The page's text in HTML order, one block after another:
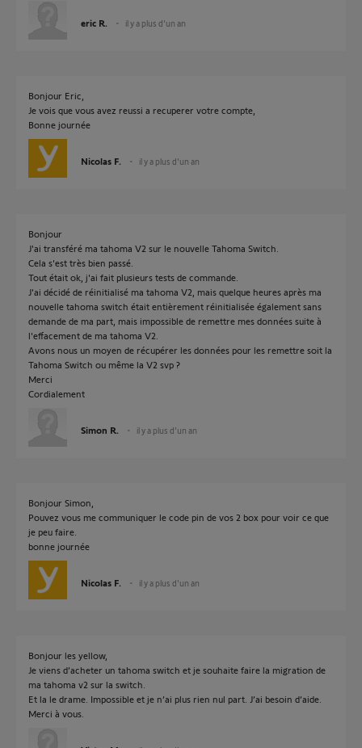
eric R. il y a plus d'un an
Bonjour Eric,
Je vois que vous avez reussi a recuperer votre compte,
Bonne journée
Nicolas F. il y a plus d'un an
Bonjour
J'ai transféré ma tahoma V2 sur le nouvelle Tahoma Switch.
Cela s'est très bien passé.
Tout était ok, j'ai fait plusieurs tests de commande.
J'ai décidé de réinitialisé ma tahoma V2, mais quelque heures après ma
nouvelle tahoma switch était entièrement réinitialisée également sans
demande de ma part, mais impossible de remettre mes données suite à
l'effacement de ma tahoma V2.
Avons nous un moyen de récupérer les données pour les remettre soit la
Tahoma Switch ou même la V2 svp ?
Merci
Cordialement
Simon R. il y a plus d'un an
Bonjour Simon,
Pouvez vous me communiquer le code pin de vos 2 box pour voir ce que
je peu faire.
bonne journée
Nicolas F. il y a plus d'un an
Bonjour les yellow,
Je viens d’acheter un tahoma switch et je souhaite faire la migration de
ma tahoma v2 sur la switch.
Et la le drame. Impossible et je n’ai plus rien nul part. J’ai besoin d’aide.
Merci à vous.